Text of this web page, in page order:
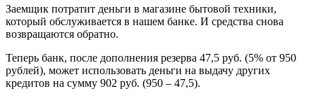
Заемщик потратит деньги в магазине бытовой техники,
который обслуживается в нашем банке. И средства снова
возвращаются обратно.
Теперь банк, после дополнения резерва 47,5 руб. (5% от 950
рублей), может использовать деньги на выдачу других
кредитов на сумму 902 руб. (950 – 47,5).